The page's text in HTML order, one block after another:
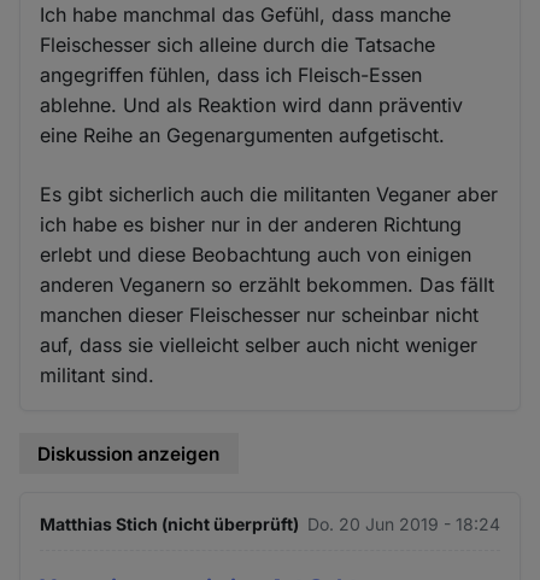
Ich habe manchmal das Gefühl, dass manche
Fleischesser sich alleine durch die Tatsache
angegriffen fühlen, dass ich Fleisch-Essen
ablehne. Und als Reaktion wird dann präventiv
eine Reihe an Gegenargumenten aufgetischt.
Es gibt sicherlich auch die militanten Veganer aber
ich habe es bisher nur in der anderen Richtung
erlebt und diese Beobachtung auch von einigen
anderen Veganern so erzählt bekommen. Das fällt
manchen dieser Fleischesser nur scheinbar nicht
auf, dass sie vielleicht selber auch nicht weniger
militant sind.
Diskussion anzeigen
Matthias Stich (nicht überprüft) Do. 20 Jun 2019 - 18:24